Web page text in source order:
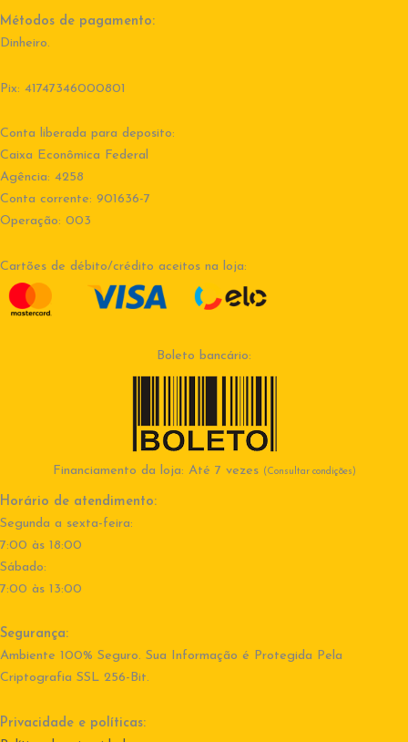
Métodos de pagamento:
Dinheiro.
Pix: 41747346000801
Conta liberada para deposito:
Caixa Econômica Federal
Agência: 4258
Conta corrente: 901636-7
Operação: 003
Cartões de débito/crédito aceitos na loja:
Boleto bancário:
Financiamento da loja: Até 7 vezes (Consultar condições)
Horário de atendimento:
Segunda a sexta-feira:
7:00 às 18:00
Sábado:
7:00 às 13:00
Segurança:
Ambiente 100% Seguro. Sua Informação é Protegida Pela
Criptografia SSL 256-Bit.
Privacidade e políticas: